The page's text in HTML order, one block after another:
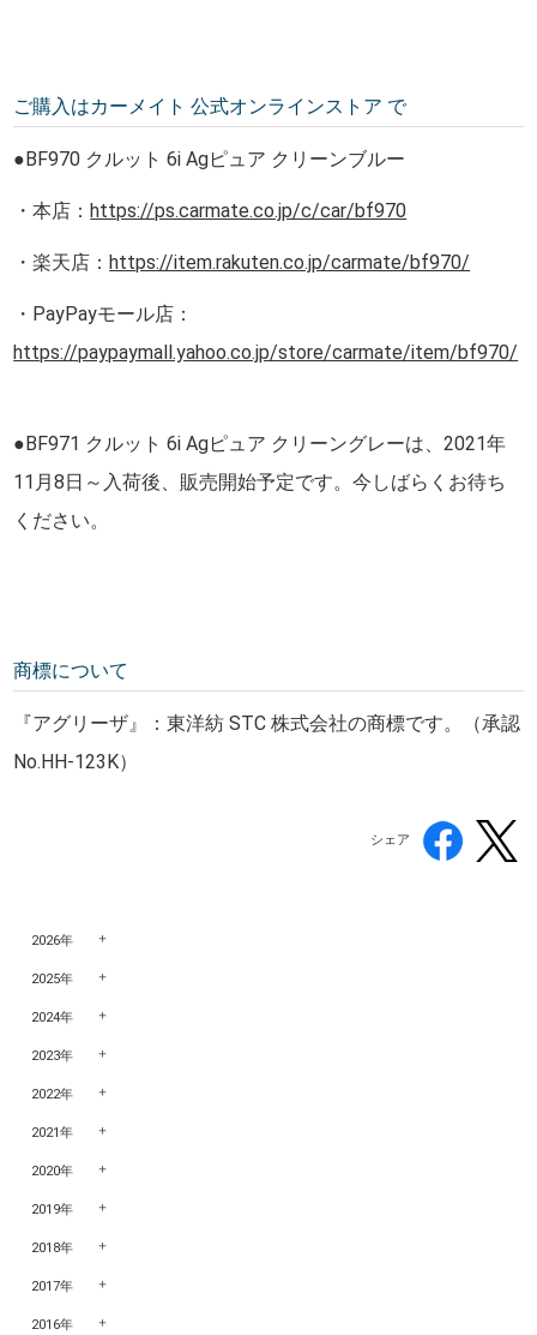
ご購入はカーメイト 公式オンラインストア で
●BF970 クルット 6i Agピュア クリーンブルー
・本店：https://ps.carmate.co.jp/c/car/bf970
・楽天店：https://item.rakuten.co.jp/carmate/bf970/
・PayPayモール店：
https://paypaymall.yahoo.co.jp/store/carmate/item/bf970/
●BF971 クルット 6i Agピュア クリーングレーは、2021年
11月8日～入荷後、販売開始予定です。今しばらくお待ち
ください。
商標について
『アグリーザ』：東洋紡 STC 株式会社の商標です。（承認
No.HH-123K）
シェア
2026年
2025年
2024年
2023年
2022年
2021年
2020年
2019年
2018年
2017年
2016年